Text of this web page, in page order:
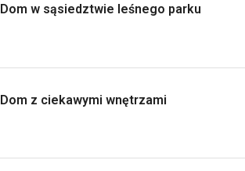
Dom w sąsiedztwie leśnego parku
Dom z ciekawymi wnętrzami